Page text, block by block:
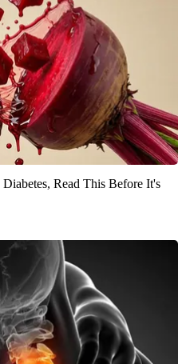
Read This Before It's